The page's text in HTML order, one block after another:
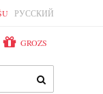
РУССКИЙ
GROZS